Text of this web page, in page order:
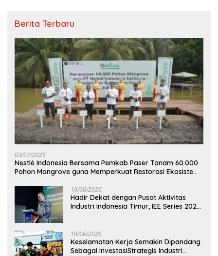
Berita Terbaru
03/07/2026
Nestlé Indonesia Bersama Pemkab Paser Tanam 60.000
Pohon Mangrove guna Memperkuat Restorasi Ekosistem
10/06/2026
Hadir Dekat dengan Pusat Aktivitas
Industri Indonesia Timur, IEE Series 2026
10/06/2026
Keselamatan Kerja Semakin Dipandang
Sebagai InvestasiStrategis Industri